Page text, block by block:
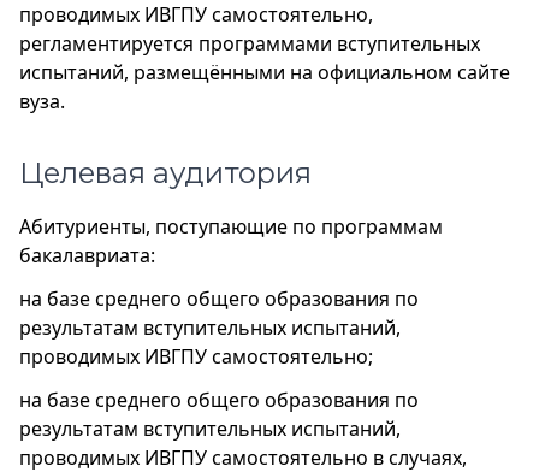
проводимых ИВГПУ самостоятельно,
регламентируется программами вступительных
испытаний, размещёнными на официальном сайте
вуза.
Целевая аудитория
Абитуриенты, поступающие по программам
бакалавриата:
на базе среднего общего образования по
результатам вступительных испытаний,
проводимых ИВГПУ самостоятельно;
на базе среднего общего образования по
результатам вступительных испытаний,
проводимых ИВГПУ самостоятельно в случаях,